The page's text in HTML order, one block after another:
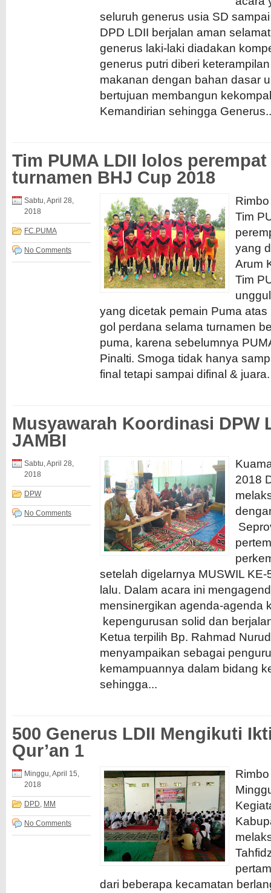
seluruh generus usia SD
DPD LDII berjalan aman
generus laki-laki diadakan
generus putri diberi
makanan dengan bahan dasar
bertujuan membangun
Kemandirian sehingga
Tim PUMA LDII lolos
turnamen BHJ Cup 2018
Sabtu, April 28,
2018
FC.PUMA
No Comments
Tim
yang
Arum
Tim
yang dicetak pemain Puma
gol perdana selama turnamen
puma, karena sebelumnya
Pinalti. Smoga tidak hanya
final tetapi sampai difinal &
Musyawarah Koordinasi DPW
JAMBI
Sabtu, April 28,
2018
DPW
No Comments
2018
setelah digelarnya MUSWIL
lalu. Dalam acara ini
mensinergikan agenda-agenda
kepengurusan solid dan
Ketua terpilih Bp. Rahmad
menyampaikan sebagai
kemampuannya dalam bidang
sehingga...
500 Generus LDII Mengikuti
Qur’an 1
Minggu, April 15,
2018
DPD, MM
No Comments
dari beberapa kecamatan